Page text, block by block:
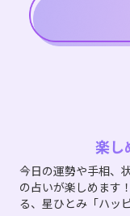
楽し
今日の運勢や手相、
の占いが楽しめます
る、星ひとみ「ハッ